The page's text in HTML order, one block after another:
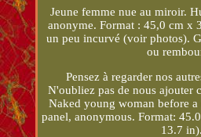
Jeune femme nue au miroir.
anonyme. Format : 45,0 cm x
un peu incurvé (voir photos).
ou
Pensez à regarder nos
N'oubliez pas de nous ajouter
Naked young woman before
panel, anonymous. Format:
13.7 in).